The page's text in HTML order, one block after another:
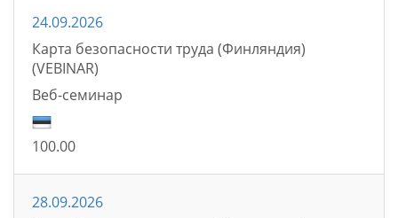
24.09.2026
Карта безопасности труда (Финляндия)
(VEBINAR)
Bеб-семинаp
100.00
28.09.2026